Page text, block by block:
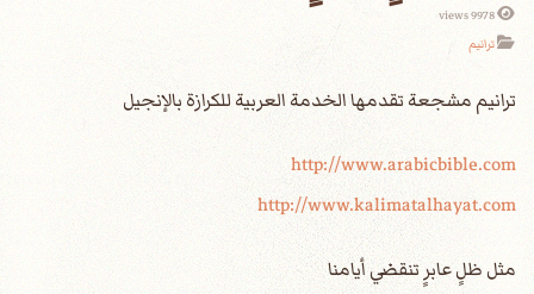
9978 views
ترانيم
http://www.arabicbible.com
http://www.kalimatalhayat.com
مثل ظلٍ عابرٍ تنقضي أيامنا